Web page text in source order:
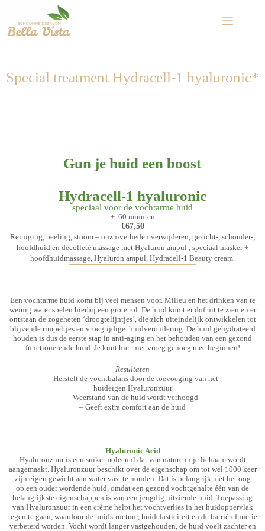
Special treatment Hydracell-1 hyaluronic*
Gun je huid een boost
Hydracell-1 hyaluronic
speciaal voor de vochtarme huid
± 60 minuten
€67,50
Reiniging, peeling, stoom – onzuiverheden verwijderen, gezicht-, schouder-,
hoofdhuid en decolleté massage met Hyaluron ampul , speciaal masker +
hoofdhuidmassage, Hyaluron ampul, Hydracell-1 Beauty cream.
Een vochtarme huid komt bij veel mensen voor. Milieu en het drinken van te
weinig water spelen hierbij een grote rol. De huid komt er dof uit te zien en er
ontstaan de zogeheten ‘droogtelijntjes’, die zich uiteindelijk ontwikkelen tot
blijvende rimpeltjes en vroegtijdige huidveroudering. De huid gehydrateerd
houden is dus de eerste stap in anti-aging en het behouden van een gezond
functionerende huid. Je kunt hier niet vroeg genoeg mee beginnen!
Resultaten
– Herstelt de vochtbalans door de toevoeging van het
huideigen Hyaluronzuur
– Weerstand van de huid wordt verhoogd
– Geeft extra comfort aan de huid
Hyaluronic Acid
Hyaluronzuur is een suikermolecuul dat van nature in je lichaam wordt
aangemaakt. Hyaluronzuur beschikt over de eigenschap om tot wel 1000 keer
zijn eigen gewicht aan water vast te houden. Dat is belangrijk met het oog
op een ouder wordende huid, omdat een gezond vochtgehalte één van de
belangrijkste eigenschappen is van een jeugdig uitziende huid. Toepassing
van Hyaluronzuur in een crème helpt het vochtverlies in het huidoppervlak
tegen te gaan, waardoor de huidstructuur, huidelasticiteit en de barrièrefunctie
verbeterd worden. Vocht wordt langer vastgehouden, de huid voelt zachter en